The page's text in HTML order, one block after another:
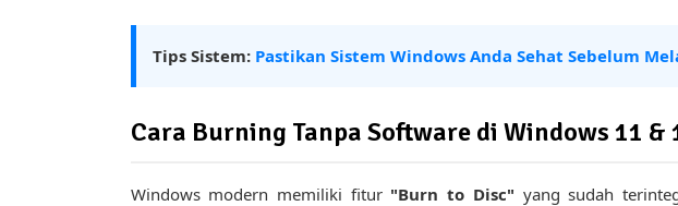
Tips Sistem: Pastikan Sistem Windows Anda Sehat Sebelum
Cara Burning Tanpa Software di Windows 11 &
Windows modern memiliki fitur "Burn to Disc" yang sudah